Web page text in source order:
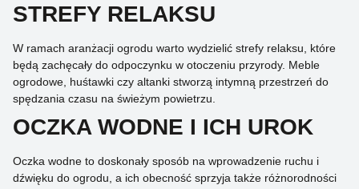
STREFY RELAKSU
W ramach aranżacji ogrodu warto wydzielić strefy relaksu, które
będą zachęcały do odpoczynku w otoczeniu przyrody. Meble
ogrodowe, huśtawki czy altanki stworzą intymną przestrzeń do
spędzania czasu na świeżym powietrzu.
OCZKA WODNE I ICH UROK
Oczka wodne to doskonały sposób na wprowadzenie ruchu i
dźwięku do ogrodu, a ich obecność sprzyja także różnorodności